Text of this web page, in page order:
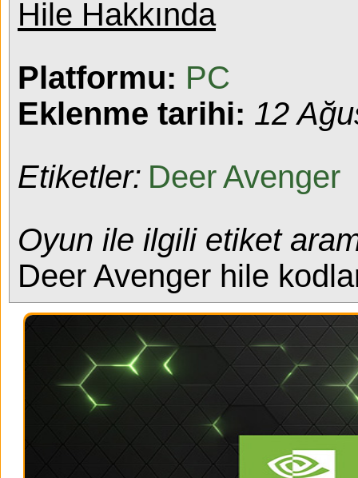
Hile Hakkında
Platformu: PC
Eklenme tarihi: 12
Etiketler: DeerAvenger
Oyun ile ilgili etiket
Deer Avenger hile